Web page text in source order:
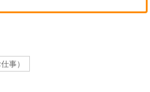
事）